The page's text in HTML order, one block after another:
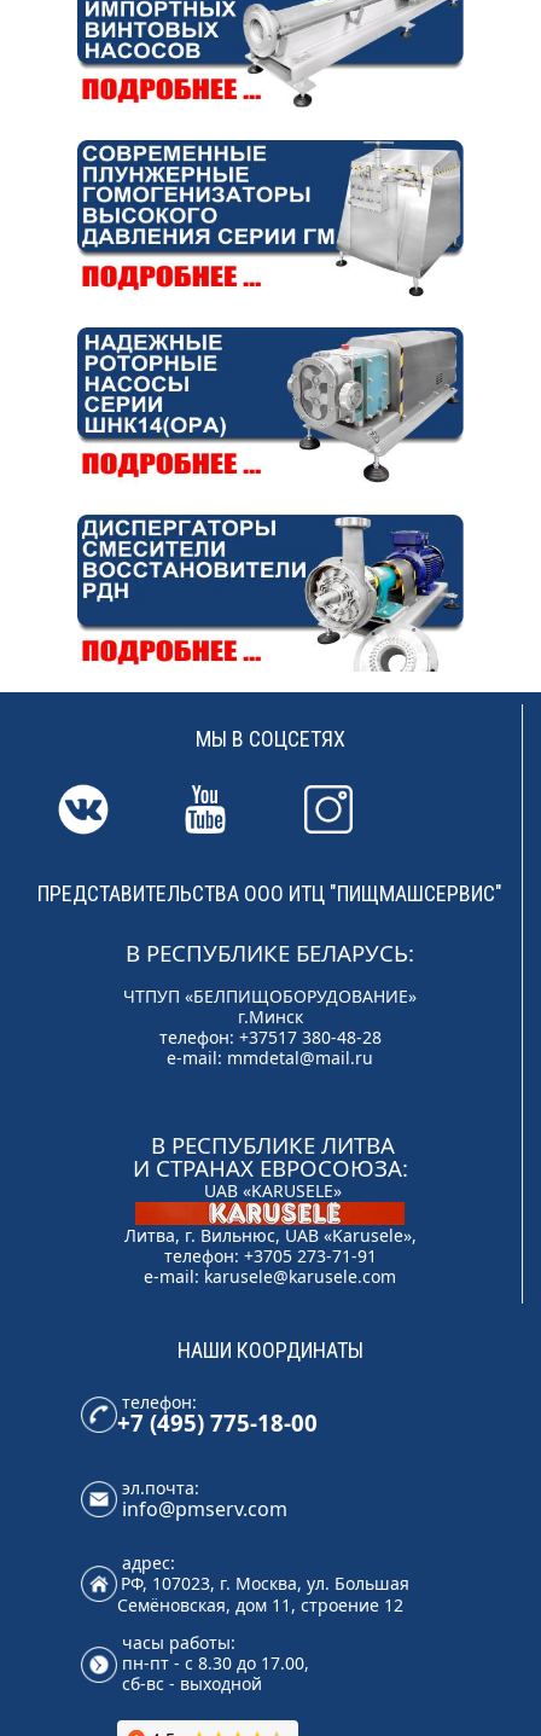
МЫ В СОЦСЕТЯХ
ПРЕДСТАВИТЕЛЬСТВА ООО ИТЦ "ПИЩМАШСЕРВИС"
В РЕСПУБЛИКЕ БЕЛАРУСЬ:
ЧТПУП «БЕЛПИЩОБОРУДОВАНИЕ»
г.Минск
телефон: +37517 380-48-28
e-mail: mmdetal@mail.ru
В РЕСПУБЛИКЕ ЛИТВА
И СТРАНАХ ЕВРОСОЮЗА:
UAB «KARUSELE»
Литва, г. Вильнюс, UAB «Karusele»,
телефон: +3705 273-71-91
e-mail: karusele@karusele.com
НАШИ КООРДИНАТЫ
телефон:
+7 (495) 775-18-00
эл.почта:
info@pmserv.com
адрес:
РФ, 107023, г. Москва, ул. Большая
Семёновская, дом 11, строение 12
часы работы:
пн-пт - с 8.30 до 17.00,
сб-вс - выходной